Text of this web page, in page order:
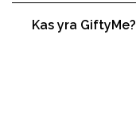
Kas yra GiftyMe?